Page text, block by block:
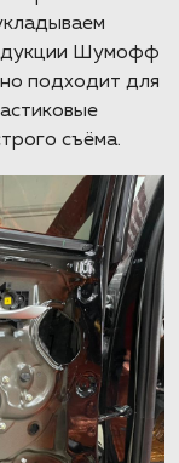
Шумофф
подходит для
съёма.